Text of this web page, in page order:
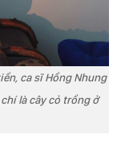
ca sĩ Hồng Nhung
là cây cỏ trồng ở